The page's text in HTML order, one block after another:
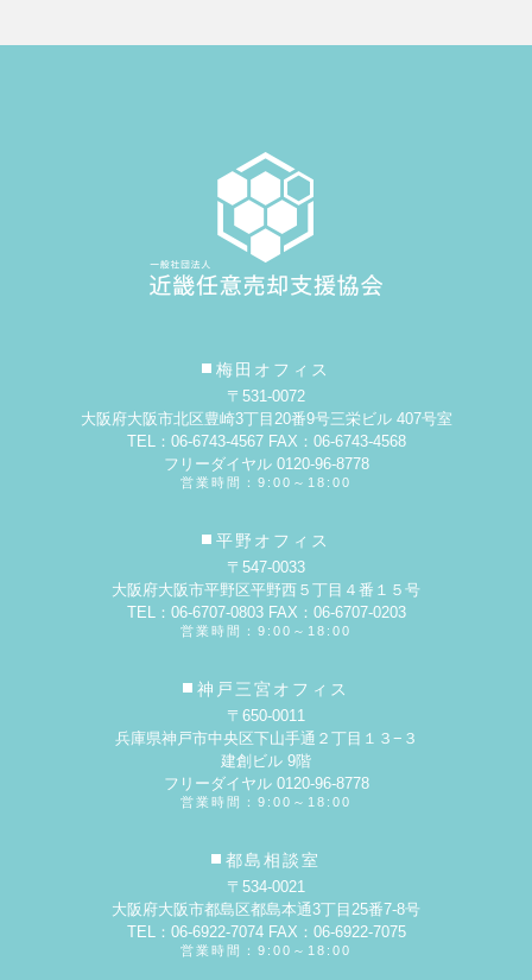
梅田オフィス
〒531-0072
大阪府大阪市北区豊崎3丁目20番9号三栄ビル 407号室
TEL：06-6743-4567 FAX：06-6743-4568
フリーダイヤル 0120-96-8778
営業時間：9:00～18:00
平野オフィス
〒547-0033
大阪府大阪市平野区平野西５丁目４番１５号
TEL：06-6707-0803 FAX：06-6707-0203
営業時間：9:00～18:00
神戸三宮オフィス
〒650-0011
兵庫県神戸市中央区下山手通２丁目１３−３
建創ビル 9階
フリーダイヤル 0120-96-8778
営業時間：9:00～18:00
都島相談室
〒534-0021
大阪府大阪市都島区都島本通3丁目25番7-8号
TEL：06-6922-7074 FAX：06-6922-7075
営業時間：9:00～18:00